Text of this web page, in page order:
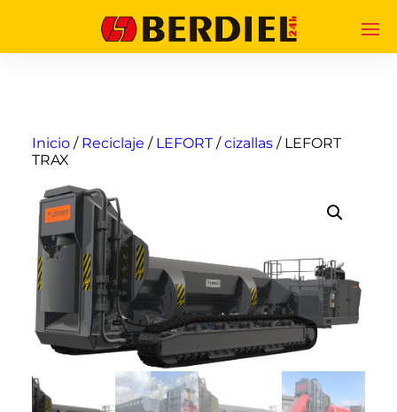
Inicio / Reciclaje / LEFORT/cizallas / LEFORT
TRAX